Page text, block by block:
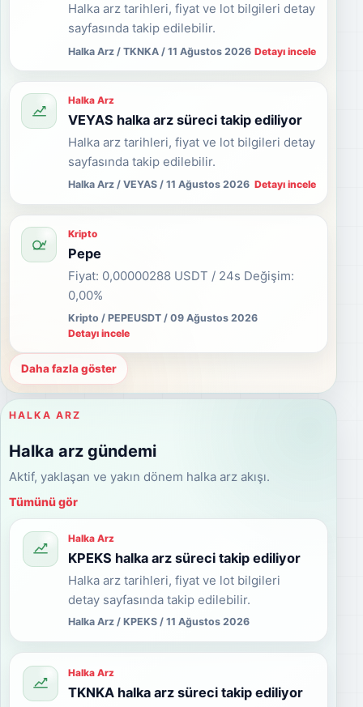
Halka arz tarihleri, fiyat ve lot bilgileri detay
sayfasında takip edilebilir.
Halka Arz / TKNKA / 11 Ağustos 2026 Detayı incele
Halka Arz
VEYAS halka arz süreci takip ediliyor
Halka arz tarihleri, fiyat ve lot bilgileri detay
sayfasında takip edilebilir.
Halka Arz / VEYAS / 11 Ağustos 2026 Detayı incele
Kripto
Pepe
Fiyat: 0,00000288 USDT / 24s Değişim:
0,00%
Kripto / PEPEUSDT / 09 Ağustos 2026
Detayı incele
Daha fazla göster
HALKA ARZ
Halka arz gündemi
Aktif, yaklaşan ve yakın dönem halka arz akışı.
Tümünü gör
Halka Arz
KPEKS halka arz süreci takip ediliyor
Halka arz tarihleri, fiyat ve lot bilgileri
detay sayfasında takip edilebilir.
Halka Arz / KPEKS / 11 Ağustos 2026
Halka Arz
TKNKA halka arz süreci takip ediliyor